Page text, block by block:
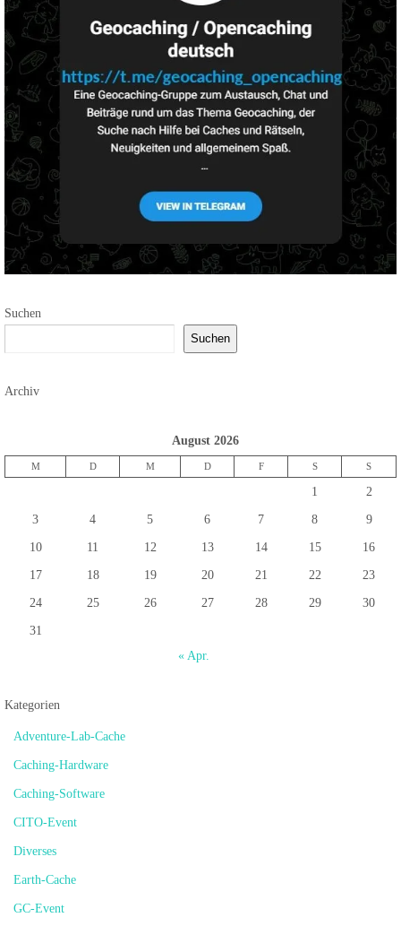
Suchen
Suchen
Archiv
August 2026
M D M D F S S
1 2
3 4 5 6 7 8 9
10 11 12 13 14 15 16
17 18 19 20 21 22 23
24 25 26 27 28 29 30
31
« Apr.
Kategorien
Adventure-Lab-Cache
Caching-Hardware
Caching-Software
CITO-Event
Diverses
Earth-Cache
GC-Event